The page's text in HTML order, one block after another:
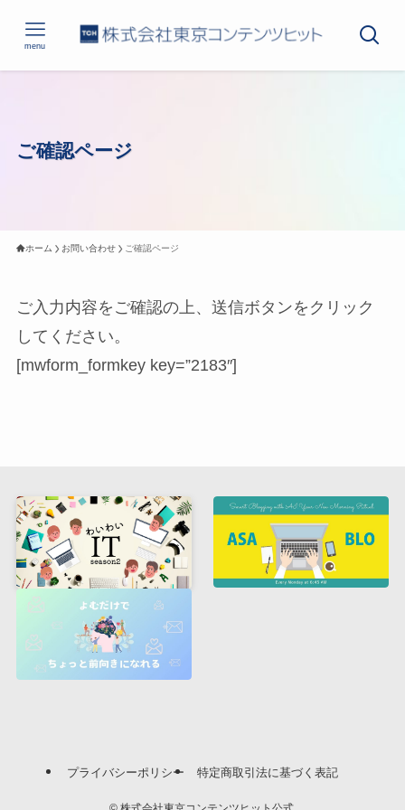
menu
ご確認ページ
ホーム お問い合わせ ご確認ページ
ご入力内容をご確認の上、送信ボタンをクリック
してください。
[mwform_formkey key=”2183″]
プライバシーポリシー 特定商取引法に基づく表記